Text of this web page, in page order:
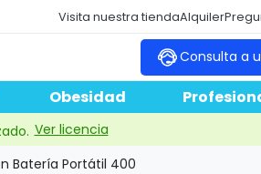
Visita nuestra tiendaAlquiler
Consulta a
Obesidad
Ver licencia
Batería Portátil 400